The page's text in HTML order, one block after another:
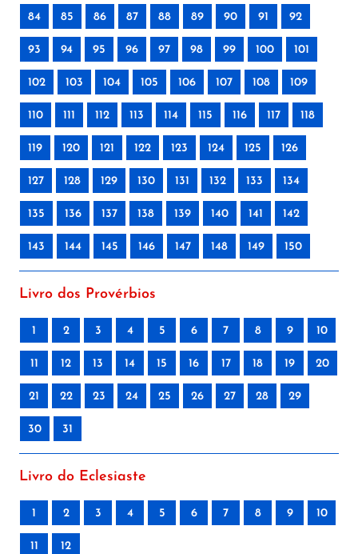
84 85 86 87 88 89 90 91 92
93 94 95 96 97 98 99 100 101
102 103 104 105 106 107 108 109
110 111 112 113 114 115 116 117 118
119 120 121 122 123 124 125 126
127 128 129 130 131 132 133 134
135 136 137 138 139 140 141 142
143 144 145 146 147 148 149 150
Livro dos Provérbios
1 2 3 4 5 6 7 8 9 10
11 12 13 14 15 16 17 18 19 20
21 22 23 24 25 26 27 28 29
30 31
Livro do Eclesiaste
1 2 3 4 5 6 7 8 9 10
11 12